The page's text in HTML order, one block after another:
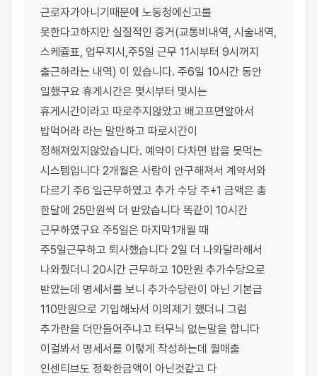
근로자가아니기때문에 노동청에신고를
못한다고하지만 실질적인 증거(교통비내역, 시술내역,
스케쥴표, 업무지시,주5일 근무 11시부터 9시꺼지
출근하라는 내역) 이 있습니다. 주6일 10시간 동안
일했구요 휴게시간은 몇시부터 몇시는
휴게시간이라고 따로주지않았고 배고프면알아서
밥먹어라 라는 말만하고 따로시간이
정해져있지않았습니다. 예약이 다차면 밥을 못먹는
시스템입니다 2개월은 사람이 안구해져서 계약서와
다르기 주6 일근무하였고 추가 수당 주+1 금액은 총
한달에 25만원씩 더 받았습니다 똑같이 10시간
근무하였구요 주5일은 마지막1개월 때
주5일근무하고 퇴사했습니다 2일 더 나와달라해서
나와줬더니 20시간 근무하고 10만원 추가수당으로
받았는데 명세서를 보니 추가수당란이 아닌 기본급
110만원으로 기입해놔서 이의제기 했더니 그럼
추가란을 더만들어주냐고 터무늬 없는말을 합니다
이걸봐서 명세서를 이렇게 작성하는데 월매출
인센티브도 정확한금액이 아닌것같고 다